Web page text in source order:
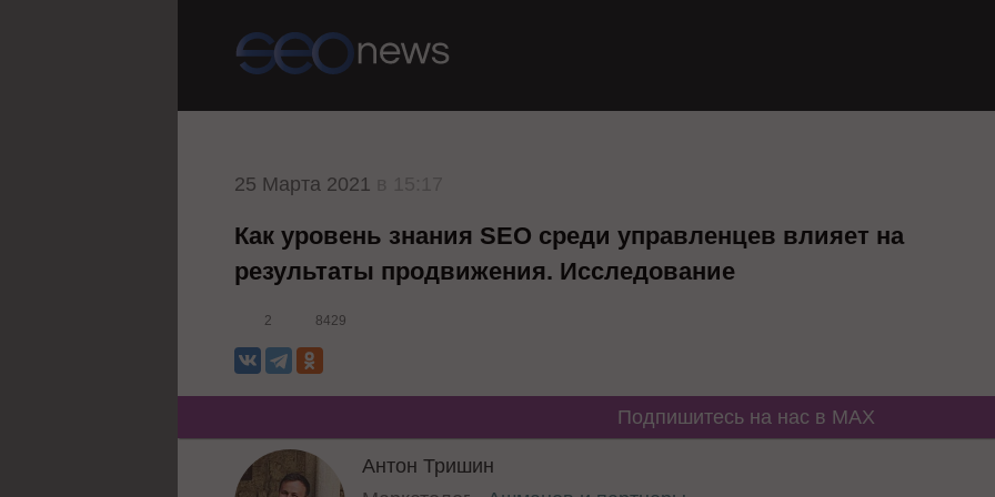
25 Марта 2021
Как уровень знания SEO среди управленцев влияет на
результаты продвижения. Исследование
2 8429
Подпишитесь на нас в MAX
Антон Тришин